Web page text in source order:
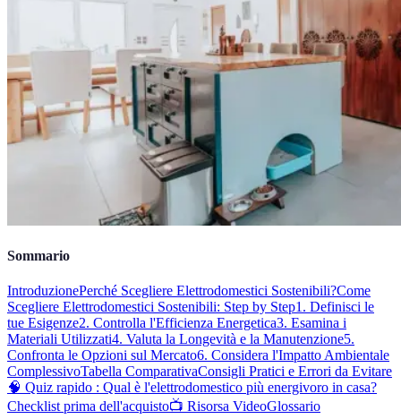
Sommario
IntroduzionePerché Scegliere Elettrodomestici Sostenibili?Come
Scegliere Elettrodomestici Sostenibili: Step by Step1. Definisci le
tue Esigenze2. Controlla l'Efficienza Energetica3. Esamina i
Materiali Utilizzati4. Valuta la Longevità e la Manutenzione5.
Confronta le Opzioni sul Mercato6. Considera l'Impatto Ambientale
ComplessivoTabella ComparativaConsigli Pratici e Errori da Evitare
🧠 Quiz rapido : Qual è l'elettrodomestico più energivoro in casa?
Checklist prima dell'acquisto📺 Risorsa VideoGlossario